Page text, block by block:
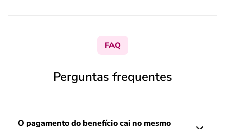
FAQ
Perguntas frequentes
O pagamento do benefício cai no mesmo